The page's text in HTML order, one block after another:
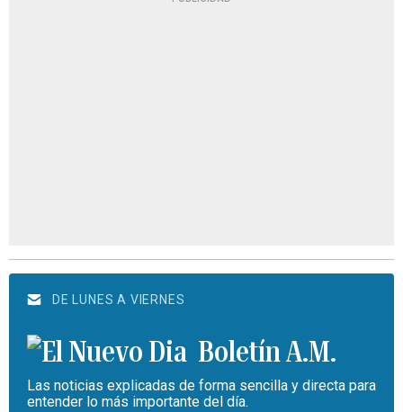
DE LUNES A VIERNES
Boletín A.M.
Las noticias explicadas de forma sencilla y directa para
entender lo más importante del día.